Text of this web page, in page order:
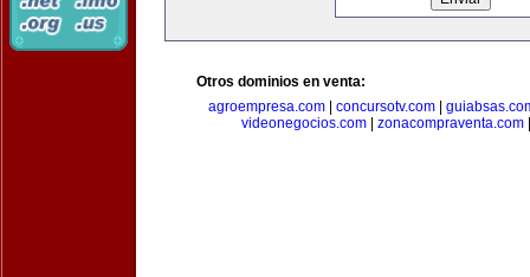
Otros dominios en venta:
agroempresa.com
concursotv.com
videonegocios.com
zonacompraventa.com